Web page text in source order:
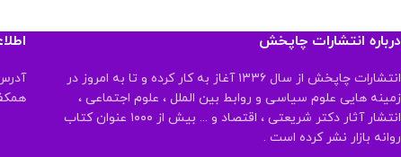
درباره انتشارات چاپخش
انتشارات چاپخش از سال ۱۳۳۶ آغاز به کار کرده و تا به امروز در
زمینه هایی علوم سیاسی و روابط بین الملل ، علوم اجتماعی ،
انتشار آثار دکتر شریعتی ، اقتصاد و ... بیش از ۱۰۰۰ عنوان کتاب
روانه بازار نشر کرده است .
همکف